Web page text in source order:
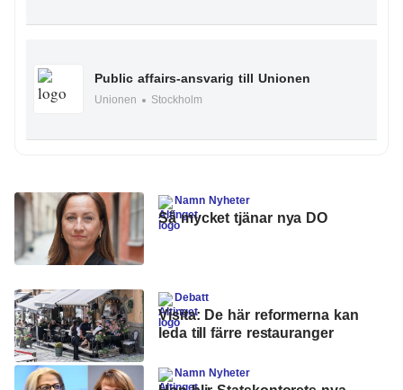
Public affairs-ansvarig till Unionen
Unionen Stockholm
Namn Nyheter
Så mycket tjänar nya DO
Debatt
Visita: De här reformerna kan
leda till färre restauranger
Namn Nyheter